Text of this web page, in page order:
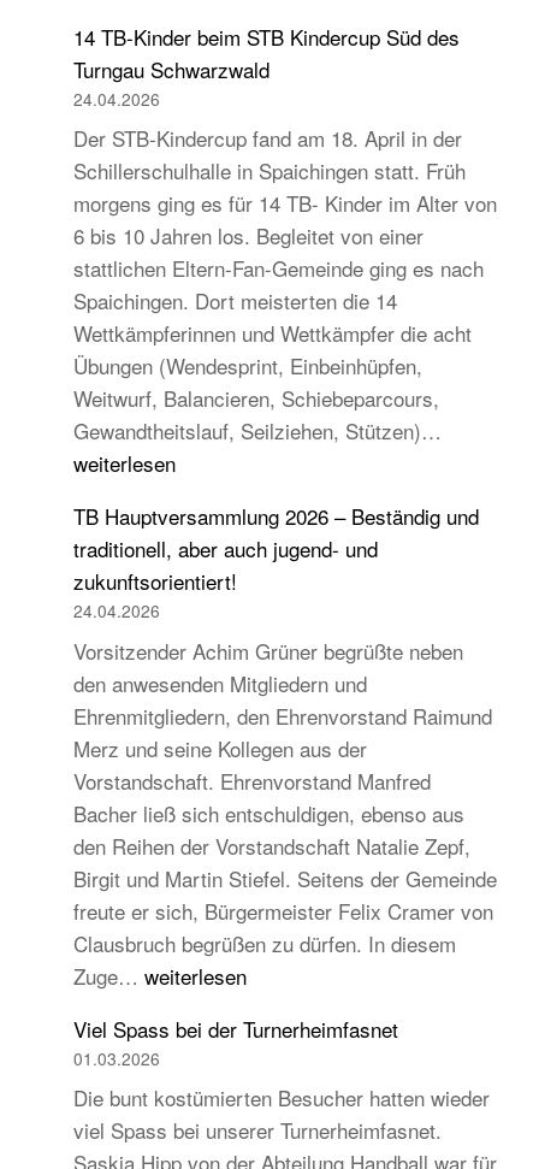
Laufabzeichen
14 TB-Kinder beim STB Kindercup Süd des
Turngau Schwarzwald
24.04.2026
Der STB-Kindercup fand am 18. April in der
Schillerschulhalle in Spaichingen statt. Früh
morgens ging es für 14 TB- Kinder im Alter von
6 bis 10 Jahren los. Begleitet von einer
stattlichen Eltern-Fan-Gemeinde ging es nach
Spaichingen. Dort meisterten die 14
Wettkämpferinnen und Wettkämpfer die acht
Übungen (Wendesprint, Einbeinhüpfen,
Weitwurf, Balancieren, Schiebeparcours,
Gewandtheitslauf, Seilziehen, Stützen)…
beim
des
weiterlesen
TB Hauptversammlung 2026 – Beständig und
traditionell, aber auch jugend- und
zukunftsorientiert!
24.04.2026
Vorsitzender Achim Grüner begrüßte neben
den anwesenden Mitgliedern und
Ehrenmitgliedern, den Ehrenvorstand Raimund
Merz und seine Kollegen aus der
Vorstandschaft. Ehrenvorstand Manfred
Bacher ließ sich entschuldigen, ebenso aus
den Reihen der Vorstandschaft Natalie Zepf,
Birgit und Martin Stiefel. Seitens der Gemeinde
freute er sich, Bürgermeister Felix Cramer von
Clausbruch begrüßen zu dürfen. In diesem
Zuge… TB
2026
–
Beständig
und
weiterlesen
Viel Spass bei der Turnerheimfasnet
01.03.2026
Die bunt kostümierten Besucher hatten wieder
viel Spass bei unserer Turnerheimfasnet.
Saskia Hipp von der Abteilung Handball war für